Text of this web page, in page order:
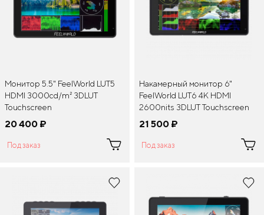
Монитор 5.5" FeelWorld LUT5
HDMI 3000cd/m² 3DLUT
Touchscreen
20 400 ¤
Под заказ
Накамерный монитор 6"
FeelWorld LUT6 4K HDMI
2600nits 3DLUT Touchscreen
21 500 ¤
Под заказ